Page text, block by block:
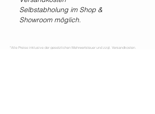
Selbstabholung im Shop &
Showroom möglich.
*Alle Preise inklusive der gesetzlichen Mehrwertsteuer und zzgl. Versandkosten.